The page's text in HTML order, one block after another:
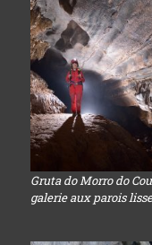
Gruta do Morro do
galerie aux parois